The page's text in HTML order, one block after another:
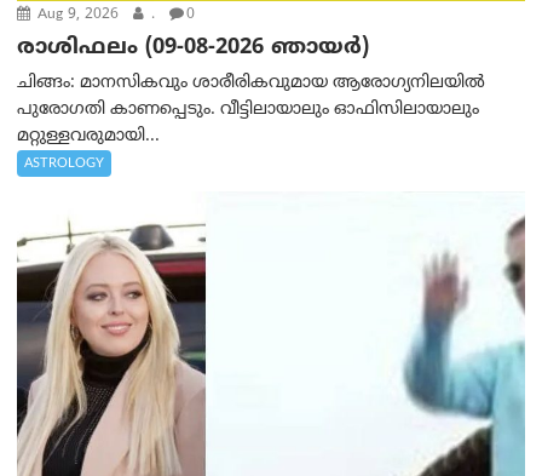
Aug 9, 2026 . 0
രാശിഫലം (09-08-2026 ഞായര്‍)
ചിങ്ങം: മാനസികവും ശാരീരികവുമായ ആരോഗ്യനിലയിൽ
പുരോഗതി കാണപ്പെടും. വീട്ടിലായാലും ഓഫിസിലായാലും
മറ്റുള്ളവരുമായി...
ASTROLOGY